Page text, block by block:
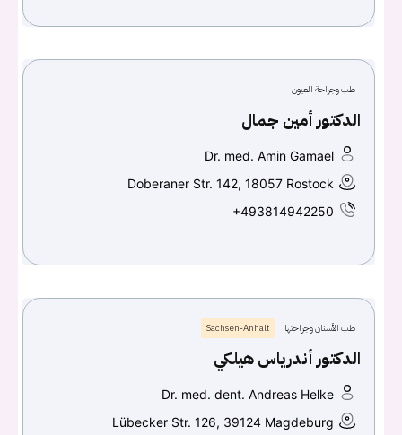
طب وجراحة العيون
الدكتور أمين جمال
Dr. med. Amin Gamael
Doberaner Str. 142, 18057 Rostock
+493814942250
طب الأسنان وجراحتها Sachsen-Anhalt
الدكتور أندرياس هيلكي
Dr. med. dent. Andreas Helke
Lübecker Str. 126, 39124 Magdeburg